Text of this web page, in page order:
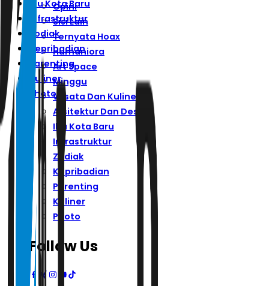
Ibu Kota Baru
Infrastruktur
Zodiak
Kepribadian
Parenting
Kuliner
Photo
Opini
Sisi Lain
Ternyata Hoax
Humaniora
Art Space
Minggu
Wisata Dan Kuliner
Arsitektur Dan Desain
Ibu Kota Baru
Infrastruktur
Zodiak
Kepribadian
Parenting
Kuliner
Photo
Follow Us